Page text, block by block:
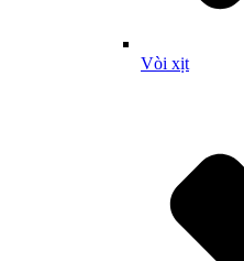
Vòi xịt